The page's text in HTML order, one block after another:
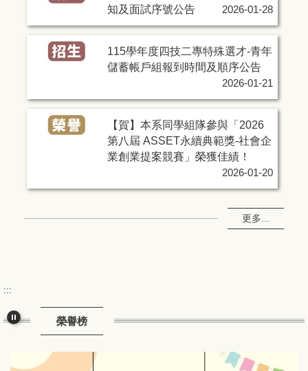
知及面試序號公告
2026-01-28
115學年度四技二專特殊選才-青年
儲蓄帳戶組報到時間及順序公告
2026-01-21
【賀】本系同學組隊參與「2026
第八屆 ASSET永續典範獎-社會企
業創業提案競賽」榮獲佳績！
2026-01-20
更多...
:::
榮譽榜